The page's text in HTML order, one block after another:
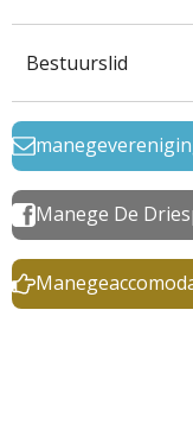
Bestuurslid
Manege De